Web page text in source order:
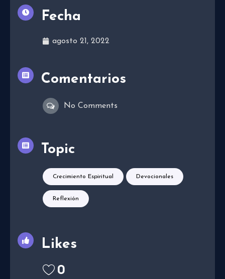
Fecha
agosto 21, 2022
Comentarios
No Comments
Topic
Crecimiento Espiritual Devocionales
Reflexión
Likes
0